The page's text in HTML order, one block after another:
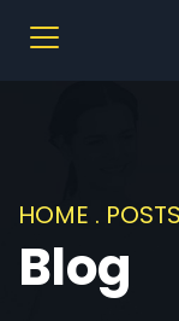
HOME .
Blog